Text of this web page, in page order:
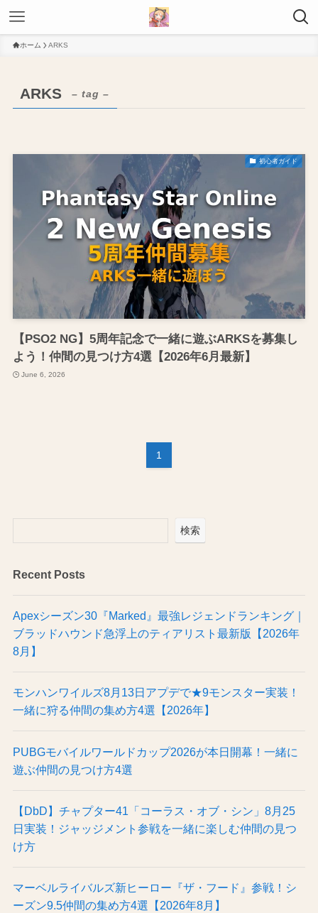
ホーム ARKS
ARKS – tag –
初心者ガイド
【PSO2 NG】5周年記念で一緒に遊ぶARKSを募集し
よう！仲間の見つけ方4選【2026年6月最新】
June 6, 2026
1
検索
Recent Posts
Apexシーズン30『Marked』最強レジェンドランキング｜
ブラッドハウンド急浮上のティアリスト最新版【2026年
8月】
モンハンワイルズ8月13日アプデで★9モンスター実装！
一緒に狩る仲間の集め方4選【2026年】
PUBGモバイルワールドカップ2026が本日開幕！一緒に
遊ぶ仲間の見つけ方4選
【DbD】チャプター41「コーラス・オブ・シン」8月25
日実装！ジャッジメント参戦を一緒に楽しむ仲間の見つ
け方
マーベルライバルズ新ヒーロー『ザ・フード』参戦！シ
ーズン9.5仲間の集め方4選【2026年8月】